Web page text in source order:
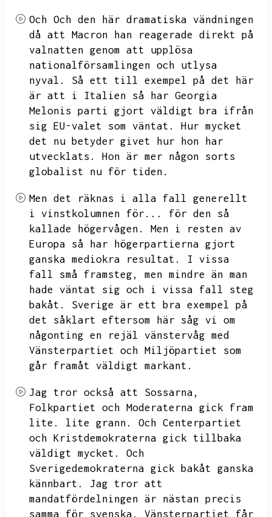
Och Och den här dramatiska vändningen
då att Macron han reagerade direkt på
valnatten genom att upplösa
nationalförsamlingen och utlysa
nyval.
Så ett till exempel på det här
är att i Italien så har Georgia
Melonis parti gjort väldigt bra ifrån
sig EU-valet som väntat.
Hur mycket
det nu betyder givet hur hon har
utvecklats.
Hon är mer någon sorts
globalist nu för tiden.
Men det räknas i alla fall generellt
i vinstkolumnen för...
för den så
kallade högervågen.
Men i resten av
Europa så har högerpartierna gjort
ganska mediokra resultat.
I vissa
fall små framsteg,
men mindre än man
hade väntat sig och i vissa fall steg
bakåt.
Sverige är ett bra exempel på
det såklart eftersom här såg vi om
någonting en rejäl vänstervåg med
Vänsterpartiet och Miljöpartiet som
går framåt väldigt markant.
Jag tror också att Sossarna,
Folkpartiet och Moderaterna gick fram
lite.
lite grann.
Och Centerpartiet
och Kristdemokraterna gick tillbaka
väldigt mycket.
Och
Sverigedemokraterna gick bakåt ganska
kännbart.
Jag tror att
mandatfördelningen är nästan precis
samma för svenska.
Vänsterpartiet får